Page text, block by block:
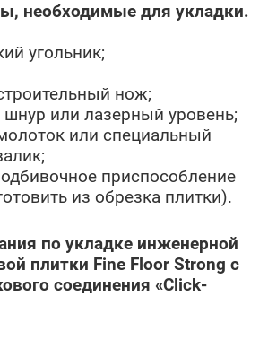
необходимые для укладки.
угольник;
нож;
или лазерный уровень;
или специальный
приспособление
из обрезка плитки).
по укладке инженерной
плитки Fine Floor Strong с
соединения «Click-